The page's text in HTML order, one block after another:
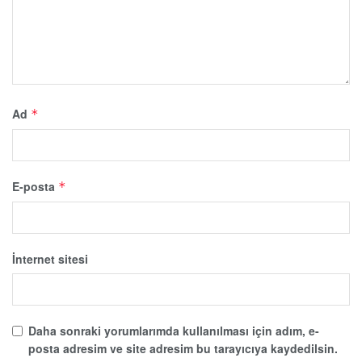
Ad *
E-posta *
İnternet sitesi
Daha sonraki yorumlarımda kullanılması için adım, e-
posta adresim ve site adresim bu tarayıcıya kaydedilsin.